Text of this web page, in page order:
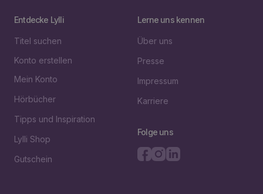
Entdecke Lylli
Titel suchen
Konto erstellen
Mein Konto
Hörbücher
Tipps und Inspiration
Lylli Shop
Gutschein
Lerne uns kennen
Über uns
Presse
Impressum
Karriere
Folge uns